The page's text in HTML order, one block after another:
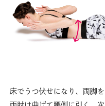
床でうつ伏せになり、両脚